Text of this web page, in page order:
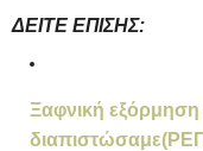
ΔΕΙΤΕ ΕΠΙΣΗΣ:
Ξαφνική